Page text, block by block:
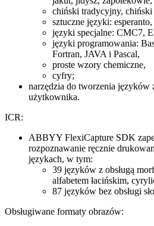
chiński tradycyjny, chiński
sztuczne języki:
języki specjalne: CMC7,
języki programowania:
Fortran, JAVA i Pascal,
proste wzory chemiczne,
cyfry;
narzędzia do tworzenia języków
użytkownika.
ICR:
ABBYY FlexiCapture SDK
rozpoznawanie ręcznie
językach, w tym:
39 języków z obsługą
alfabetem łacińskim,
87 języków bez obsługi
Obsługiwane formaty obrazów: